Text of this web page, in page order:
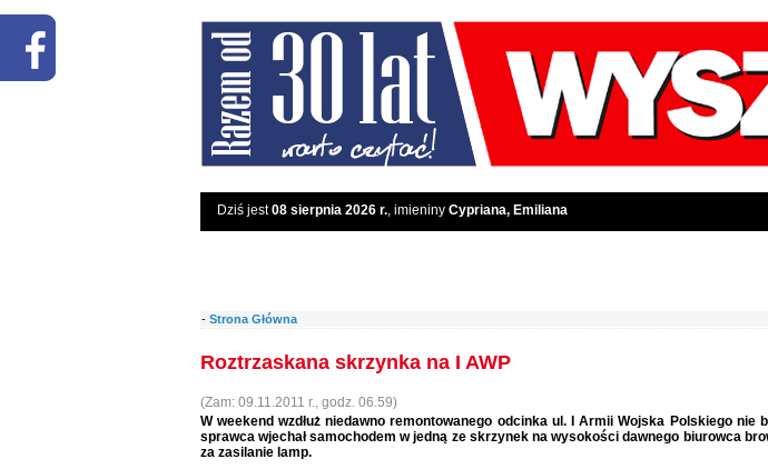
Dziś jest08 sierpnia 2026 r., imieniny Cypriana, Emiliana
- Strona Główna
Roztrzaskana skrzynka na I AWP
(Zam: 09.11.2011 r., godz. 06.59)
W weekend wzdłuż niedawno remontowanego odcinka ul. I Armii Wojska Polskiego nie
sprawca wjechał samochodem w jedną ze skrzynek na wysokości dawnego biurowca
za zasilanie lamp.